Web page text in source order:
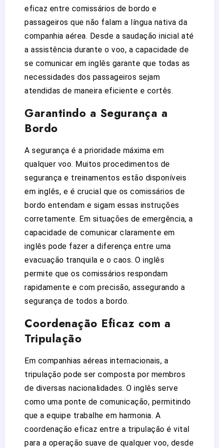
eficaz entre comissários de bordo e
passageiros que não falam a língua nativa da
companhia aérea. Desde a saudação inicial até
a assistência durante o voo, a capacidade de
se comunicar em inglês garante que todas as
necessidades dos passageiros sejam
atendidas de maneira eficiente e cortês.
Garantindo a Segurança a
Bordo
A segurança é a prioridade máxima em
qualquer voo. Muitos procedimentos de
segurança e treinamentos estão disponíveis
em inglês, e é crucial que os comissários de
bordo entendam e sigam essas instruções
corretamente. Em situações de emergência, a
capacidade de comunicar claramente em
inglês pode fazer a diferença entre uma
evacuação tranquila e o caos. O inglês
permite que os comissários respondam
rapidamente e com precisão, assegurando a
segurança de todos a bordo.
Coordenação Eficaz com a
Tripulação
Em companhias aéreas internacionais, a
tripulação pode ser composta por membros
de diversas nacionalidades. O inglês serve
como uma ponte de comunicação, permitindo
que a equipe trabalhe em harmonia. A
coordenação eficaz entre a tripulação é vital
para a operação suave de qualquer voo, desde